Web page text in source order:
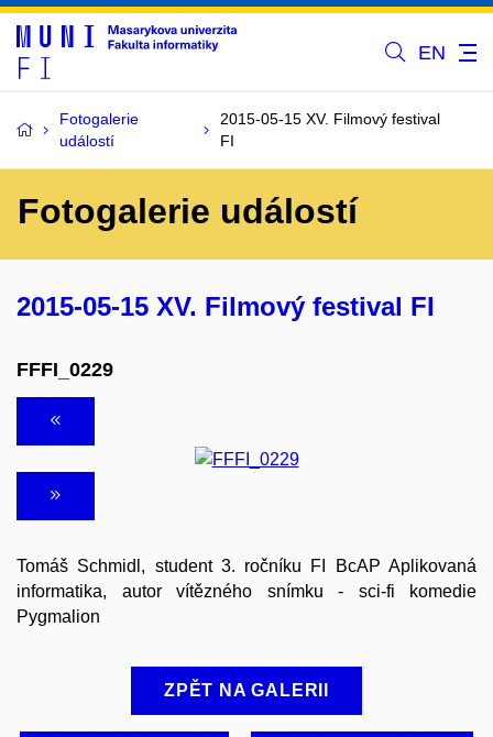
EN
Fotogalerie
událostí
2015-05-15 XV. Filmový festival
FI
Fotogalerie událostí
2015-05-15 XV. Filmový festival FI
FFFI_0229
Tomáš Schmidl, student 3. ročníku FI BcAP Aplikovaná
informatika, autor vítězného snímku - sci-fi komedie
Pygmalion
ZPĚT NA GALERII